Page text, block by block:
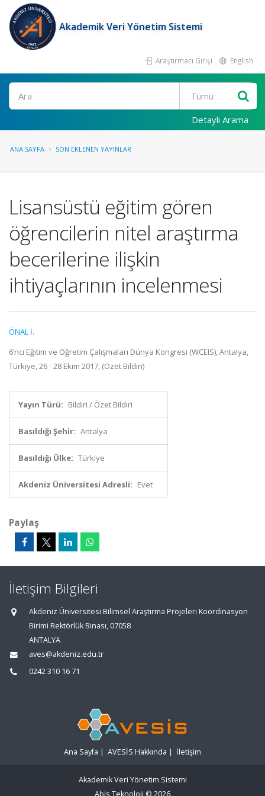
Akademik Veri Yönetim Sistemi
Araştırmacı Girişi English
Ara
Detaylı Arama
ANA SAYFA SON EKLENEN YAYINLAR
Lisansüstü eğitim gören
öğrencilerin nitel araştırma
becerilerine ilişkin
ihtiyaçlarının incelenmesi
ÖNAL İ.
6’ncı Eğitim ve Öğretim Çalışmaları Dünya Kongresi (WCEIS), Antalya,
Türkiye, 26 - 28 Ekim 2017, (Özet Bildiri)
Yayın Türü: Bildiri / Özet Bildiri
Basıldığı Şehir: Antalya
Basıldığı Ülke: Türkiye
Akdeniz Üniversitesi Adresli: Evet
Paylaş
İletişim Bilgileri
Akdeniz Üniversitesi Bilimsel Araştırma Projeleri Koordinasyon
Birimi Rektörlük Binası, 07058
ANTALYA
aves@akdeniz.edu.tr
0242 310 16 71
Ana Sayfa | AVESİS Hakkında | İletişim
Akademik Veri Yönetim Sistemi
Abis Teknoloji © 2026